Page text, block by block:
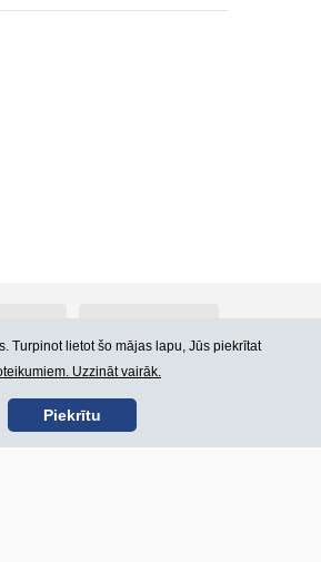
Lietošanas noteikumi
Turpinot lietot šo mājas lapu, Jūs piekrītat
Uzzināt vairāk.
Piekrītu